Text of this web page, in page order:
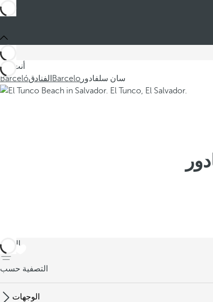
أنت في
Barcelóالفنادق Barcelo سان سلفادور
العودة
التصفية حسب
الوجهات